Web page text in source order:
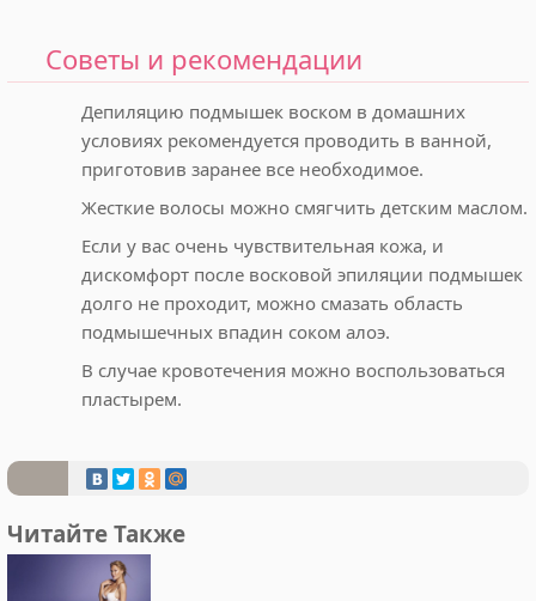
Советы и рекомендации
Депиляцию подмышек воском в домашних
условиях рекомендуется проводить в ванной,
приготовив заранее все необходимое.
Жесткие волосы можно смягчить детским маслом.
Если у вас очень чувствительная кожа, и
дискомфорт после восковой эпиляции подмышек
долго не проходит, можно смазать область
подмышечных впадин соком алоэ.
В случае кровотечения можно воспользоваться
пластырем.
Читайте Также